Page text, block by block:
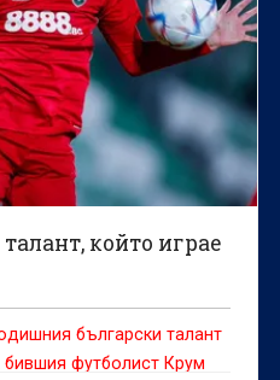
който играе
български талант
футболист Крум